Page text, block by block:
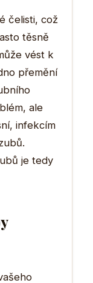
čelisti, což
těsně
vést k
přemění
ale
infekcím
je tedy